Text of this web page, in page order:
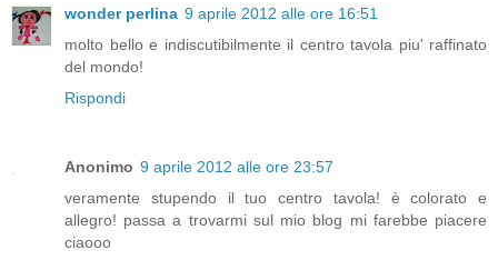
wonder perlina 9 aprile 2012 alle ore 16:51
molto bello e indiscutibilmente il centro tavola piu' raffinato
del mondo!
Rispondi
Anonimo 9 aprile 2012 alle ore 23:57
veramente stupendo il tuo centro tavola! è colorato e
allegro! passa a trovarmi sul mio blog mi farebbe piacere
ciaooo